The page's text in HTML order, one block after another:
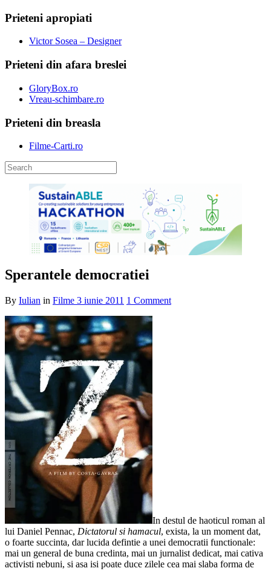
Prieteni apropiati
Victor Sosea – Designer
Prieteni din afara breslei
GloryBox.ro
Vreau-schimbare.ro
Prieteni din breasla
Filme-Carti.ro
Sperantele democratiei
By Iulian in Filme 3 iunie 2011 1 Comment
In destul de haoticul roman al
lui Daniel Pennac, Dictatorul si hamacul, exista, la un moment dat,
o foarte succinta, dar lucida defintie a unei democratii functionale:
mai un general de buna credinta, mai un jurnalist dedicat, mai cativa
activisti nebuni, si asa isi poate duce zilele cea mai slaba forma de